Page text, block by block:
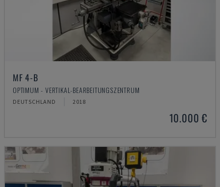
MF 4-B
OPTIMUM - VERTIKAL-BEARBEITUNGSZENTRUM
DEUTSCHLAND 2018
10.000 €